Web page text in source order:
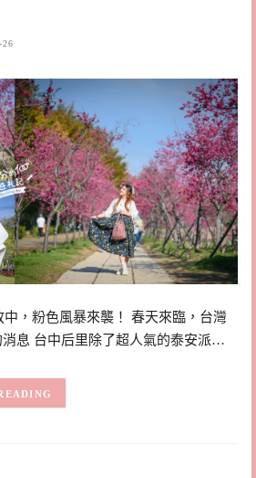
26
，粉色風暴來襲！ 春天來臨，台灣
息 台中后里除了超人氣的泰安派…